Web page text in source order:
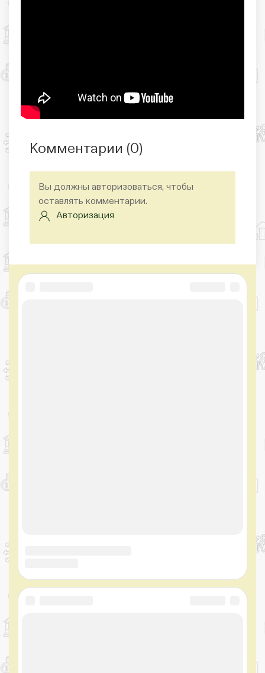
Комментарии (0)
Вы должны авторизоваться, чтобы
оставлять комментарии.
Авторизация